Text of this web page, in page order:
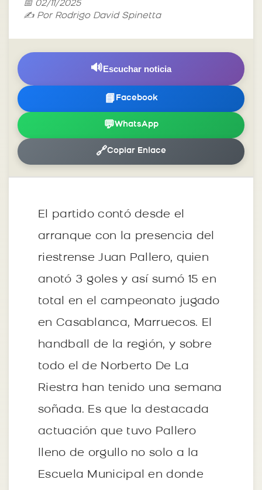
📅 02/11/2025
✍️ Por Rodrigo David Spinetta
🔊Escuchar noticia
📘 Facebook
💬WhatsApp
🔗Copiar Enlace
El partido contó desde el
arranque con la presencia del
riestrense Juan Pallero, quien
anotó 3 goles y así sumó 15 en
total en el campeonato jugado
en Casablanca, Marruecos. El
handball de la región, y sobre
todo el de Norberto De La
Riestra han tenido una semana
soñada. Es que la destacada
actuación que tuvo Pallero
lleno de orgullo no solo a la
Escuela Municipal en donde